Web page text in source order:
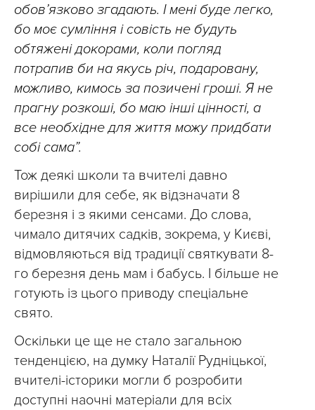
обов’язково згадають. І мені буде легко,
бо моє сумління і совість не будуть
обтяжені докорами, коли погляд
потрапив би на якусь річ, подаровану,
можливо, кимось за позичені гроші. Я не
прагну розкоші, бо маю інші цінності, а
все необхідне для життя можу придбати
собі сама”.
Тож деякі школи та вчителі давно
вирішили для себе, як відзначати 8
березня і з якими сенсами. До слова,
чимало дитячих садків, зокрема, у Києві,
відмовляються від традиції святкувати 8-
го березня день мам і бабусь. І більше не
готують із цього приводу спеціальне
свято.
Оскільки це ще не стало загальною
тенденцією, на думку Наталії Рудніцької,
вчителі-історики могли б розробити
доступні наочні матеріали для всіх